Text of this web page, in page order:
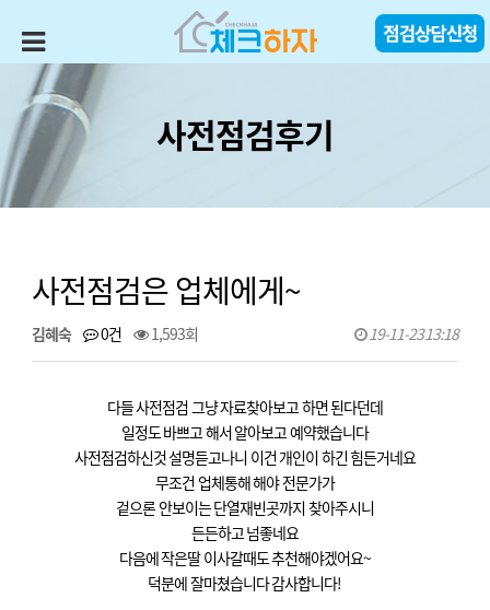
사전점검후기
사전점검은 업체에게~
김혜숙 0건 1,593회 19-11-23 13:18
다들 사전점검 그냥 자료찾아보고 하면 된다던데
일정도 바쁘고 해서 알아보고 예약했습니다
사전점검하신것 설명듣고나니 이건 개인이 하긴 힘든거네요
무조건 업체통해 해야 전문가가
겉으론 안보이는 단열재빈곳까지 찾아주시니
든든하고 넘좋네요
다음에 작은딸 이사갈때도 추천해야겠어요~
덕분에 잘마쳤습니다 감사합니다!